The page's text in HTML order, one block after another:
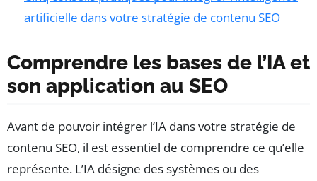
artificielle dans votre stratégie de contenu SEO
Comprendre les bases de l’IA et
son application au SEO
Avant de pouvoir intégrer l’IA dans votre stratégie de
contenu SEO, il est essentiel de comprendre ce qu’elle
représente. L’IA désigne des systèmes ou des